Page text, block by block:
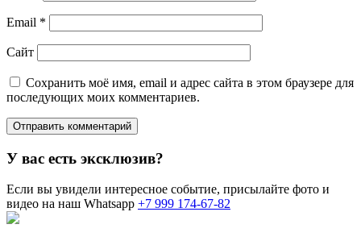
Email *
Сайт
Сохранить моё имя, email и адрес сайта в этом браузере для
последующих моих комментариев.
У вас есть эксклюзив?
Если вы увидели интересное событие, присылайте фото и
видео на наш Whatsapp +7 999 174-67-82